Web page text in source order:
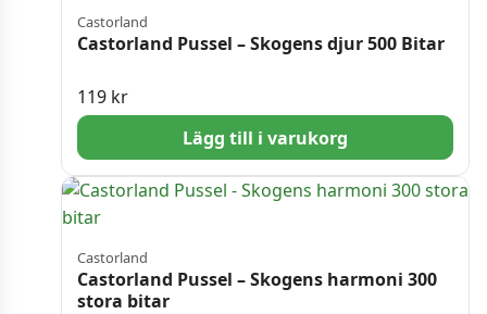
Castorland
Castorland Pussel – Skogens djur 500 Bitar
119 kr
Lägg till i varukorg
Castorland
Castorland Pussel – Skogens harmoni 300
stora bitar